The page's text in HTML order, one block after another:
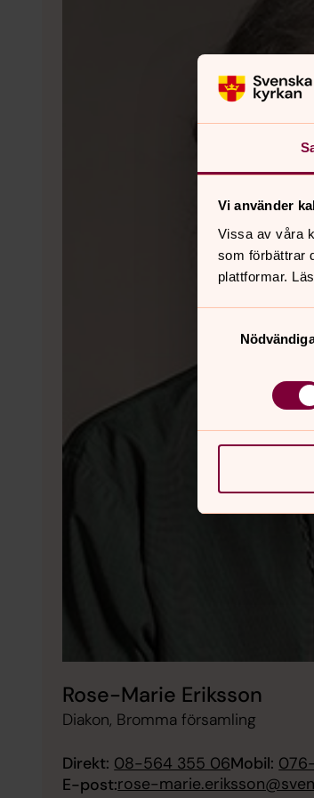
Vi använder
Vissa av våra
som förbättrar
plattformar.
Rose-Marie Eriksson
Diakon, Bromma församling
Direkt: 08-564 355 06Mobil:
E-post:rose-